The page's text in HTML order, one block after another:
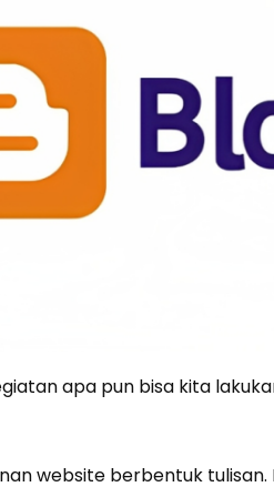
apa pun bisa kita
website berbentuk